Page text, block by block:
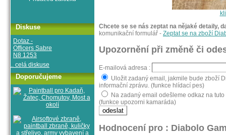
Chcete se se nás zeptat na nějaké detaily,
komunikační formulář - Zeptat se na zboží
Upozornění při změně či
E-mailová adresa :
Uložit zadaný email, jakmile bude zboží
informační zprávu. (funkce hlídací pes)
Na zadaný email odešleme odkaz na
(funkce upozorni kamaráda)
Hodnocení pro : Diabolo
Diskuse
Dotaz -
Officers Sabre
N8 1253
.. celá diskuse
Doporučujeme